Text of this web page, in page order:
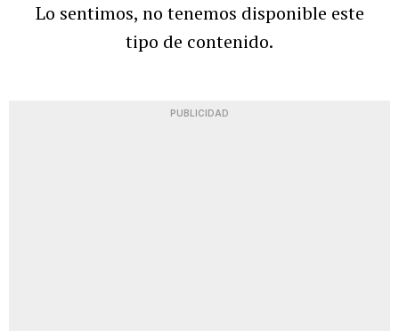
Lo sentimos, no tenemos disponible este
tipo de contenido.
PUBLICIDAD